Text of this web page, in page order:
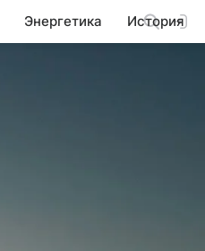
Энергетика История